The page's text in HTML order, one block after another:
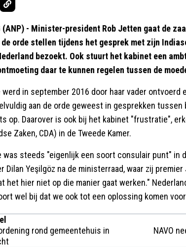
(ANP) - Minister-president Rob Jetten gaat de
de orde stellen tijdens het gesprek met zijn
bezoekt. Ook stuurt het kabinet een
daar te kunnen regelen tussen de
werd in september 2016 door haar vader ontvoerd
aan de orde geweest in gesprekken
op. Daarover is ook bij het kabinet "frustratie",
Zaken, CDA) in de Tweede Kamer.
was steeds "eigenlijk een soort consulair punt" in
Dilan Yeşilgöz na de ministerraad, waar zij
het hier niet op die manier gaat werken."
wel bij dat we ook tot een oplossing komen
rond gemeentehuis in
NAVO